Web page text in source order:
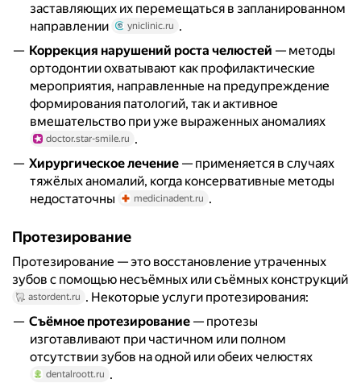
заставляющих их перемещаться в запланированном
направлении
yniclinic.ru .
Коррекция нарушений роста челюстей — методы
ортодонтии охватывают как профилактические
мероприятия, направленные на предупреждение
формирования патологий, так и активное
вмешательство при уже выраженных аномалиях
doctor.star-smile.ru .
Хирургическое лечение — применяется в случаях
тяжёлых аномалий, когда консервативные методы
недостаточны
medicinadent.ru .
Протезирование
Протезирование — это восстановление утраченных
зубов с помощью несъёмных или съёмных конструкций
astordent.ru . Некоторые услуги протезирования:
Съёмное протезирование — протезы
изготавливают при частичном или полном
отсутствии зубов на одной или обеих челюстях
dentalroott.ru .